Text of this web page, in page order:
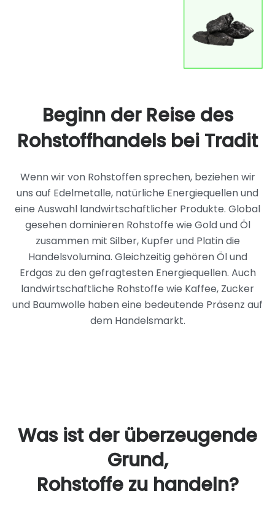
Beginn der Reise des
Rohstoffhandels bei Tradit
Wenn wir von Rohstoffen sprechen, beziehen wir
uns auf Edelmetalle, natürliche Energiequellen und
eine Auswahl landwirtschaftlicher Produkte. Global
gesehen dominieren Rohstoffe wie Gold und Öl
zusammen mit Silber, Kupfer und Platin die
Handelsvolumina. Gleichzeitig gehören Öl und
Erdgas zu den gefragtesten Energiequellen. Auch
landwirtschaftliche Rohstoffe wie Kaffee, Zucker
und Baumwolle haben eine bedeutende Präsenz auf
dem Handelsmarkt.
Was ist der überzeugende
Grund,
Rohstoffe zu handeln?